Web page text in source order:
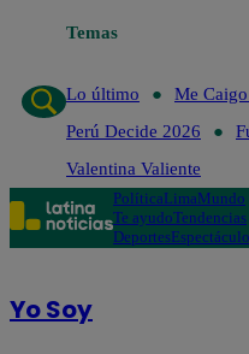
Temas
Lo último
Lo último
Me
Perú Decide 2026
Valentina Valiente
PolíticaLimaMundo
Te ayudoTendencias
Deportes
Yo Soy